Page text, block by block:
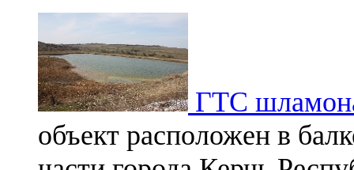
ГТС
объект расположен в